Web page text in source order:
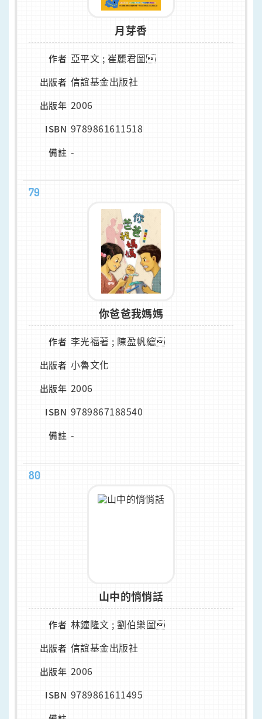
月芽香
作者 亞平文 ; 崔麗君圖
出版者 信誼基金出版社
出版年 2006
ISBN 9789861611518
備註 -
79
你爸爸我媽媽
作者 李光福著 ; 陳盈帆繪
出版者 小魯文化
出版年 2006
ISBN 9789867188540
備註 -
80
山中的悄悄話
作者 林鐘隆文 ; 劉伯樂圖
出版者 信誼基金出版社
出版年 2006
ISBN 9789861611495